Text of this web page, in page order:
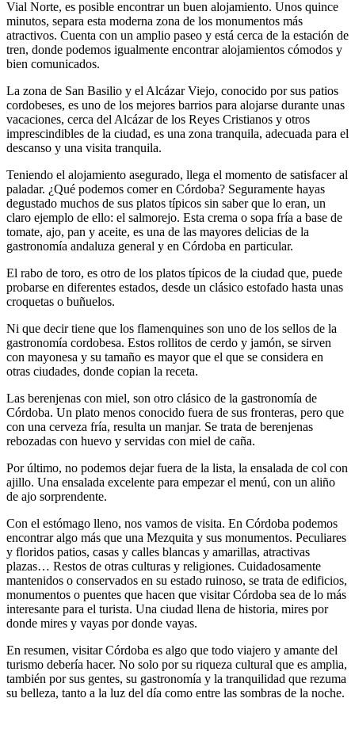
Vial Norte, es posible encontrar un buen alojamiento. Unos quince
minutos, separa esta moderna zona de los monumentos más
atractivos. Cuenta con un amplio paseo y está cerca de la estación de
tren, donde podemos igualmente encontrar alojamientos cómodos y
bien comunicados.
La zona de San Basilio y el Alcázar Viejo, conocido por sus patios
cordobeses, es uno de los mejores barrios para alojarse durante unas
vacaciones, cerca del Alcázar de los Reyes Cristianos y otros
imprescindibles de la ciudad, es una zona tranquila, adecuada para el
descanso y una visita tranquila.
Teniendo el alojamiento asegurado, llega el momento de satisfacer al
paladar. ¿Qué podemos comer en Córdoba? Seguramente hayas
degustado muchos de sus platos típicos sin saber que lo eran, un
claro ejemplo de ello: el salmorejo. Esta crema o sopa fría a base de
tomate, ajo, pan y aceite, es una de las mayores delicias de la
gastronomía andaluza general y en Córdoba en particular.
El rabo de toro, es otro de los platos típicos de la ciudad que, puede
probarse en diferentes estados, desde un clásico estofado hasta unas
croquetas o buñuelos.
Ni que decir tiene que los flamenquines son uno de los sellos de la
gastronomía cordobesa. Estos rollitos de cerdo y jamón, se sirven
con mayonesa y su tamaño es mayor que el que se considera en
otras ciudades, donde copian la receta.
Las berenjenas con miel, son otro clásico de la gastronomía de
Córdoba. Un plato menos conocido fuera de sus fronteras, pero que
con una cerveza fría, resulta un manjar. Se trata de berenjenas
rebozadas con huevo y servidas con miel de caña.
Por último, no podemos dejar fuera de la lista, la ensalada de col con
ajillo. Una ensalada excelente para empezar el menú, con un aliño
de ajo sorprendente.
Con el estómago lleno, nos vamos de visita. En Córdoba podemos
encontrar algo más que una Mezquita y sus monumentos. Peculiares
y floridos patios, casas y calles blancas y amarillas, atractivas
plazas… Restos de otras culturas y religiones. Cuidadosamente
mantenidos o conservados en su estado ruinoso, se trata de edificios,
monumentos o puentes que hacen que visitar Córdoba sea de lo más
interesante para el turista. Una ciudad llena de historia, mires por
donde mires y vayas por donde vayas.
En resumen, visitar Córdoba es algo que todo viajero y amante del
turismo debería hacer. No solo por su riqueza cultural que es amplia,
también por sus gentes, su gastronomía y la tranquilidad que rezuma
su belleza, tanto a la luz del día como entre las sombras de la noche.